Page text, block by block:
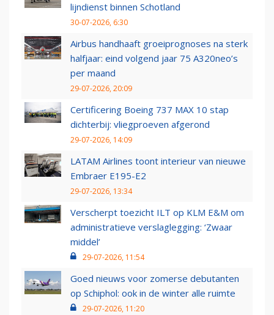
lijndienst binnen Schotland
30-07-2026, 6:30
Airbus handhaaft groeiprognoses na sterk
halfjaar: eind volgend jaar 75 A320neo’s
per maand
29-07-2026, 20:09
Certificering Boeing 737 MAX 10 stap
dichterbij: vliegproeven afgerond
29-07-2026, 14:09
LATAM Airlines toont interieur van nieuwe
Embraer E195-E2
29-07-2026, 13:34
Verscherpt toezicht ILT op KLM E&M om
administratieve verslaglegging: ‘Zwaar
middel’
29-07-2026, 11:54
Goed nieuws voor zomerse debutanten
op Schiphol: ook in de winter alle ruimte
29-07-2026, 11:20